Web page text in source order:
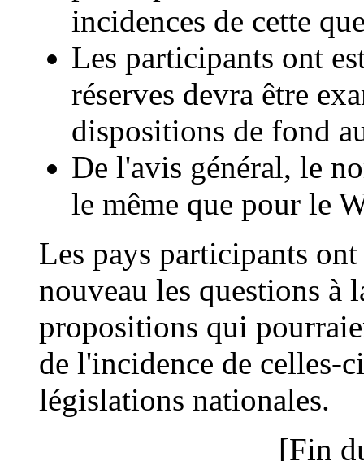
incidences de cette
Les participants ont
réserves devra être
dispositions de fond
De l'avis général, le
le même que pour le
Les pays participants
nouveau les questions à
propositions qui
de l'incidence de celles-
législations nationales.
[Fin